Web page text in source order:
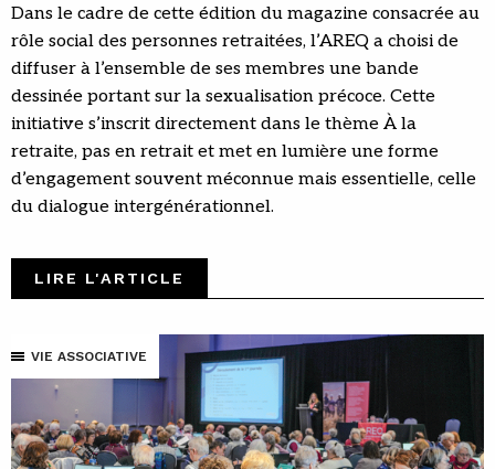
Dans le cadre de cette édition du magazine consacrée au
rôle social des personnes retraitées, l’AREQ a choisi de
diffuser à l’ensemble de ses membres une bande
dessinée portant sur la sexualisation précoce. Cette
initiative s’inscrit directement dans le thème À la
retraite, pas en retrait et met en lumière une forme
d’engagement souvent méconnue mais essentielle, celle
du dialogue intergénérationnel.
LIRE L'ARTICLE
VIE ASSOCIATIVE